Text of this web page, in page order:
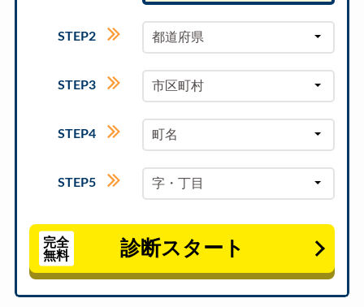
STEP2 都道府県
STEP3 市区町村
STEP4 町名
STEP5 字・丁目
完全
無料
診断スタート